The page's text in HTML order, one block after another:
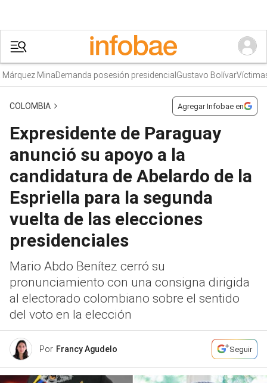
Mina Demanda posesión presidencialGustavo BolívarVíctimas
COLOMBIA Agregar Infobae en
Expresidente de Paraguay
anunció su apoyo a la
candidatura de Abelardo de la
Espriella para la segunda
vuelta de las elecciones
presidenciales
Mario Abdo Benítez cerró su
pronunciamiento con una consigna dirigida
al electorado colombiano sobre el sentido
del voto en la elección
Por Francy Agudelo Seguir